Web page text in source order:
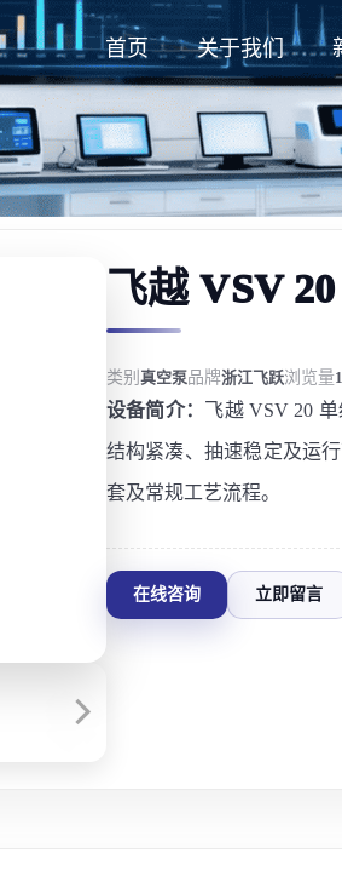
首页 关于我们
飞越 VSV
类别 真空泵品牌浙江飞跃浏览量
设备简介： 飞越 VSV 20
结构紧凑、抽速稳定及运
套及常规工艺流程。
在线咨询 立即留言